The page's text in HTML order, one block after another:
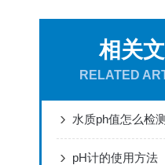
相关
RELATED
水质ph值怎么检测
pH计的使用方法